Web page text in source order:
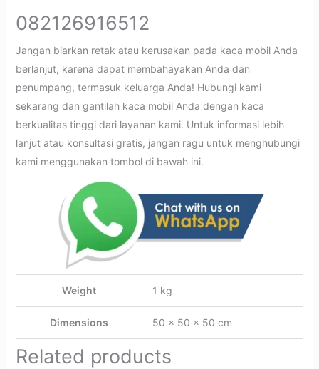
082126916512
Jangan biarkan retak atau kerusakan pada kaca mobil Anda
berlanjut, karena dapat membahayakan Anda dan
penumpang, termasuk keluarga Anda! Hubungi kami
sekarang dan gantilah kaca mobil Anda dengan kaca
berkualitas tinggi dari layanan kami. Untuk informasi lebih
lanjut atau konsultasi gratis, jangan ragu untuk menghubungi
kami menggunakan tombol di bawah ini.
Weight 1 kg
Dimensions 50 × 50 × 50 cm
Related products